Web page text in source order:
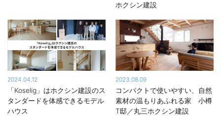
ホクシン建設
2024.04.12
「Koselig」はホクシン建設のス
タンダードを体感できるモデル
ハウス
2023.08.09
コンパクトで使いやすい、自然
素材の温もりあふれる家 小樽
T邸／丸三ホクシン建設